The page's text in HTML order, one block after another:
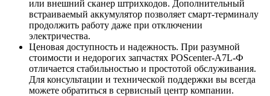
или внешний сканер штрихкодов. Дополнительный
встраиваемый аккумулятор позволяет смарт-терминалу
продолжить работу даже при отключении
электричества.
Ценовая доступность и надежность. При разумной
стоимости и недорогих запчастях POScenter-A7L-Ф
отличается стабильностью и простотой обслуживания.
Для консультации и технической поддержки вы всегда
можете обратиться в сервисный центр компании.